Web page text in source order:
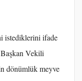
istediklerini ifade
Vekili
dönümlük meyve